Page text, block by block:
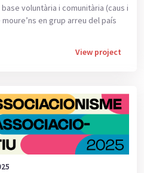
voluntària i comunitària (caus i
en grup arreu del país
View project